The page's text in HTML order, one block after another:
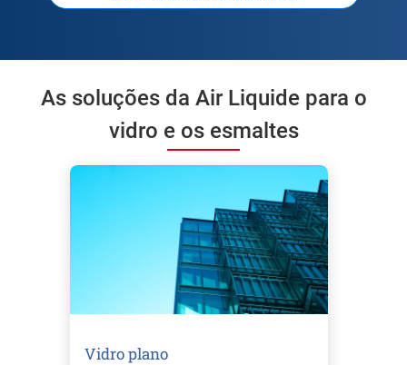
As soluções da Air Liquide para o
vidro e os esmaltes
Vidro plano